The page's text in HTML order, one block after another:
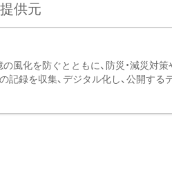
供元
風化を防ぐとともに、防災・減災対
録を収集、デジタル化し、公開する